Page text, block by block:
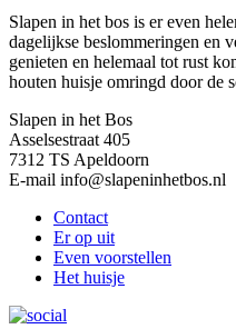
Slapen in het bos is er even
dagelijkse beslommeringen en
genieten en helemaal tot rust
houten huisje omringd door de
Slapen in het Bos
Asselsestraat 405
7312 TS Apeldoorn
E-mail info@slapeninhetbos.nl
Contact
Er op uit
Even voorstellen
Het huisje